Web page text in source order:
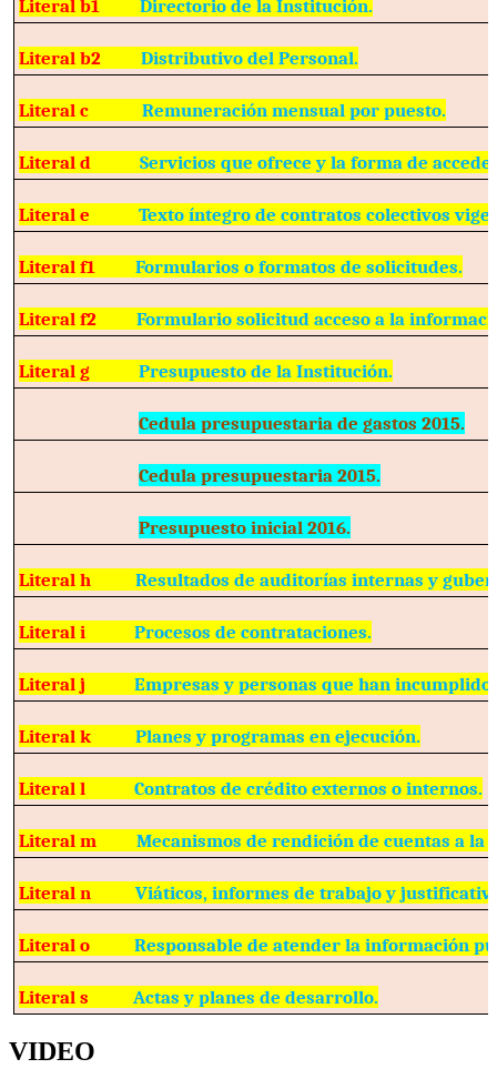
Literal b1Directorio de la Institución.
Literal b2Distributivo del Personal.
Literal c Remuneración mensual por puesto.
Literal dServicios que ofrece y la forma de
Literal eTexto íntegro de contratos colectivos
Literal f1Formularios o formatos de solicitudes.
Literal f2Formulario solicitud acceso a la
Literal gPresupuesto de la Institución.
Cedula presupuestaria de gastos 2015.
Cedula presupuestaria 2015.
Presupuesto inicial 2016.
Literal hResultados de auditorías internas y
Literal iProcesos de contrataciones.
Literal jEmpresas y personas que han
Literal kPlanes y programas en ejecución.
Literal lContratos de crédito externos o internos.
Literal mMecanismos de rendición de cuentas a la
Literal nViáticos, informes de trabajo y
Literal oResponsable de atender la información
Literal sActas y planes de desarrollo.
VIDEO